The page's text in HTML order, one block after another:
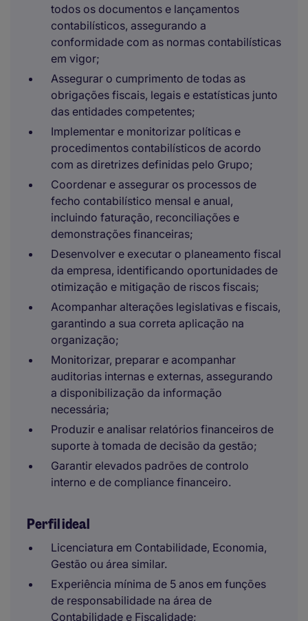
todos os documentos e lançamentos
contabilísticos, assegurando a
conformidade com as normas contabilísticas
em vigor;
Assegurar o cumprimento de todas as
obrigações fiscais, legais e estatísticas junto
das entidades competentes;
Implementar e monitorizar políticas e
procedimentos contabilísticos de acordo
com as diretrizes definidas pelo Grupo;
Coordenar e assegurar os processos de
fecho contabilístico mensal e anual,
incluindo faturação, reconciliações e
demonstrações financeiras;
Desenvolver e executar o planeamento fiscal
da empresa, identificando oportunidades de
otimização e mitigação de riscos fiscais;
Acompanhar alterações legislativas e fiscais,
garantindo a sua correta aplicação na
organização;
Monitorizar, preparar e acompanhar
auditorias internas e externas, assegurando
a disponibilização da informação
necessária;
Produzir e analisar relatórios financeiros de
suporte à tomada de decisão da gestão;
Garantir elevados padrões de controlo
interno e de compliance financeiro.
Perfil ideal
Licenciatura em Contabilidade, Economia,
Gestão ou área similar.
Experiência mínima de 5 anos em funções
de responsabilidade na área de
Contabilidade e Fiscalidade;